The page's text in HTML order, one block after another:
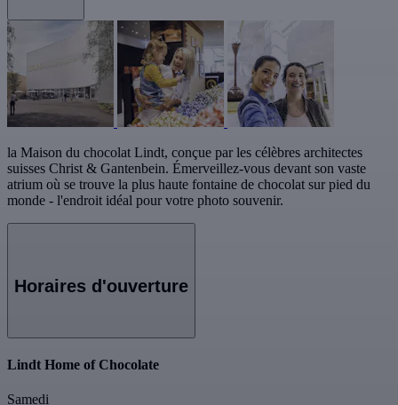
la Maison du chocolat Lindt, conçue par les célèbres architectes
suisses Christ & Gantenbein. Émerveillez-vous devant son vaste
atrium où se trouve la plus haute fontaine de chocolat sur pied du
monde - l'endroit idéal pour votre photo souvenir.
Horaires d'ouverture
Lindt Home of Chocolate
Samedi